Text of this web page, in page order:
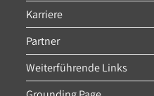
Karriere
Partner
Weiterführende Links